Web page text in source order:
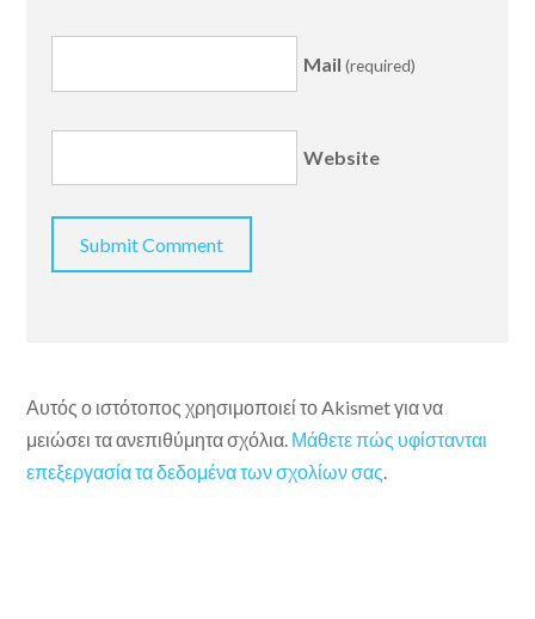
Mail (required)
Website
Αυτός ο ιστότοπος χρησιμοποιεί το Akismet για να
μειώσει τα ανεπιθύμητα σχόλια. Μάθετε πώς υφίστανται
επεξεργασία τα δεδομένα των σχολίων σας.